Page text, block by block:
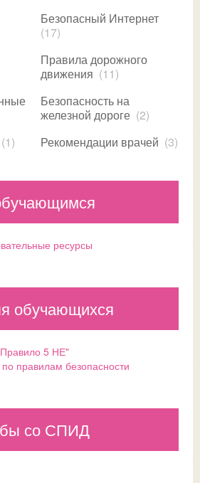
Безопасный Интернет
(17)
Правила дорожного
движения (11)
Безопасность на
железной дороге (2)
(1) Рекомендации врачей (3)
ресурсы
обучающихся
5 НЕ"
по правилам безопасности
со СПИД